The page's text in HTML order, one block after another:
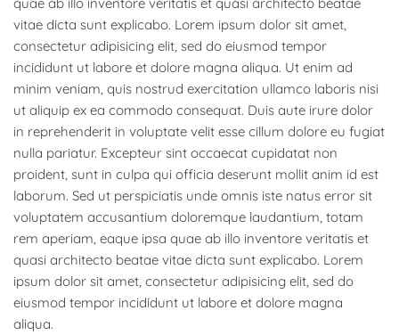
vitae dicta sunt explicabo. Lorem ipsum dolor sit amet,
consectetur adipisicing elit, sed do eiusmod tempor
incididunt ut labore et dolore magna aliqua. Ut enim ad
minim veniam, quis nostrud exercitation ullamco laboris nisi
ut aliquip ex ea commodo consequat. Duis aute irure dolor
in reprehenderit in voluptate velit esse cillum dolore eu fugiat
nulla pariatur. Excepteur sint occaecat cupidatat non
proident, sunt in culpa qui officia deserunt mollit anim id est
laborum. Sed ut perspiciatis unde omnis iste natus error sit
voluptatem accusantium doloremque laudantium, totam
rem aperiam, eaque ipsa quae ab illo inventore veritatis et
quasi architecto beatae vitae dicta sunt explicabo. Lorem
ipsum dolor sit amet, consectetur adipisicing elit, sed do
eiusmod tempor incididunt ut labore et dolore magna
aliqua.